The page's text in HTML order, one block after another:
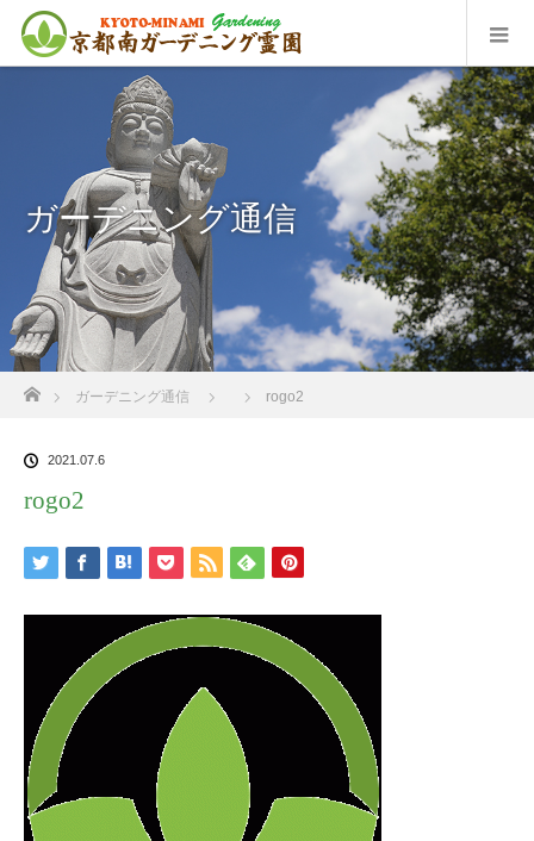
ガーデニング通信
ホーム
ガーデニング通信 rogo2
2021.07.6
rogo2